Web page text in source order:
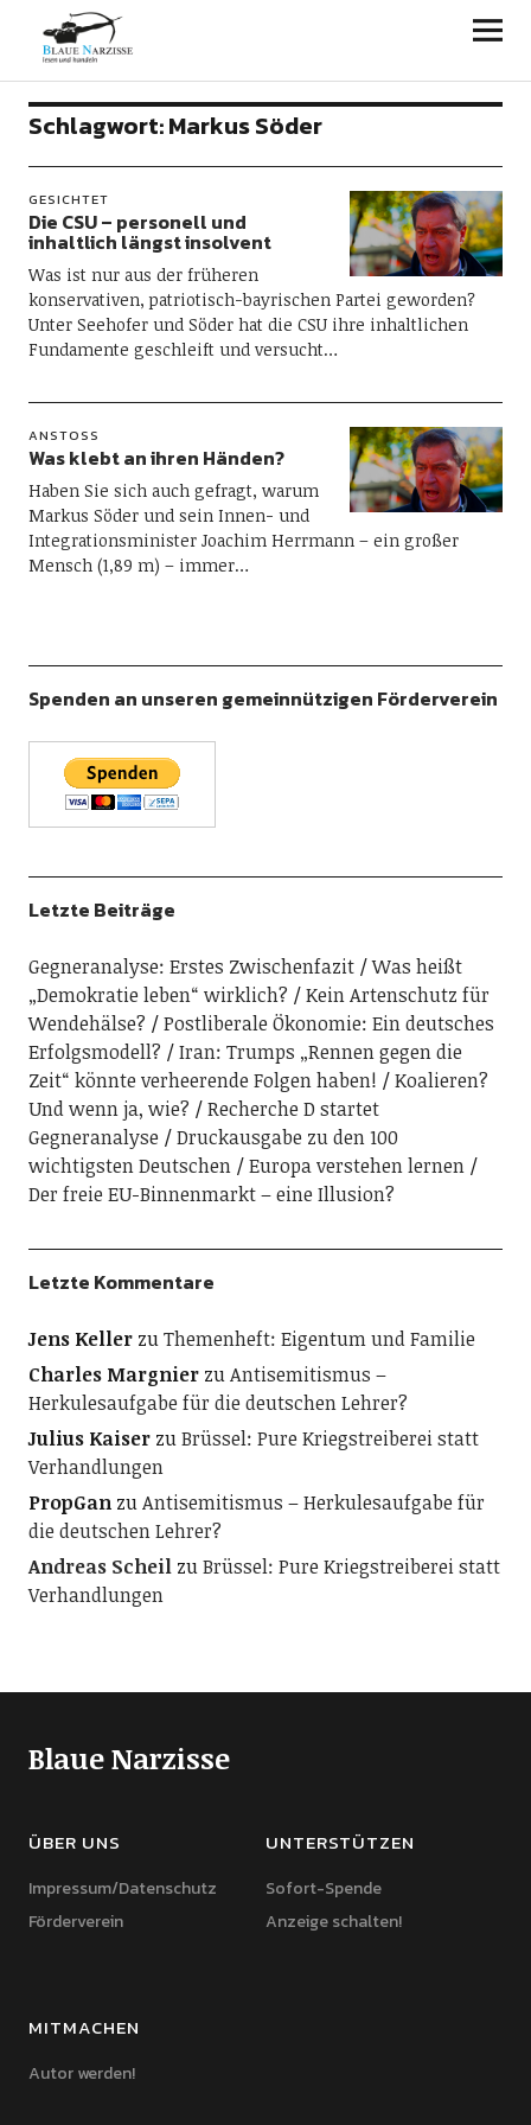
Blaue Narzisse
Schlagwort:Markus Söder
GESICHTET
Die CSU – personell und
inhaltlich längst insolvent
Was ist nur aus der früheren
konservativen, patriotisch-bayrischen Partei geworden?
Unter Seehofer und Söder hat die CSU ihre inhaltlichen
Fundamente geschleift und versucht…
ANSTOSS
Was klebt an ihren Händen?
Haben Sie sich auch gefragt, warum
Markus Söder und sein Innen- und
Integrationsminister Joachim Herrmann – ein großer
Mensch (1,89 m) – immer…
Spenden an unseren gemeinnützigen Förderverein
Letzte Beiträge
Gegneranalyse: Erstes Zwischenfazit
Was heißt
„Demokratie leben“ wirklich?
Kein Artenschutz für
Wendehälse?
Postliberale Ökonomie: Ein deutsches
Erfolgsmodell?
Iran: Trumps „Rennen gegen die
Zeit“ könnte verheerende Folgen haben!
Koalieren?
Und wenn ja, wie?
Recherche D startet
Gegneranalyse
Druckausgabe zu den 100
wichtigsten Deutschen
Europa verstehen lernen
Der freie EU-Binnenmarkt – eine Illusion?
Letzte Kommentare
Jens KellerzuThemenheft: Eigentum und Familie
Charles MargnierzuAntisemitismus –
Herkulesaufgabe für die deutschen Lehrer?
Julius KaiserzuBrüssel: Pure Kriegstreiberei statt
Verhandlungen
PropGanzuAntisemitismus – Herkulesaufgabe für
die deutschen Lehrer?
Andreas ScheilzuBrüssel: Pure Kriegstreiberei statt
Verhandlungen
Blaue Narzisse
ÜBER UNS
Impressum/Datenschutz
Förderverein
UNTERSTÜTZEN
Sofort-Spende
Anzeige schalten!
MITMACHEN
Autor werden!